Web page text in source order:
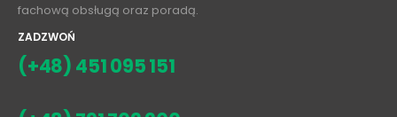
fachową obsługą oraz poradą.
ZADZWOŃ
(+48) 451 095 151